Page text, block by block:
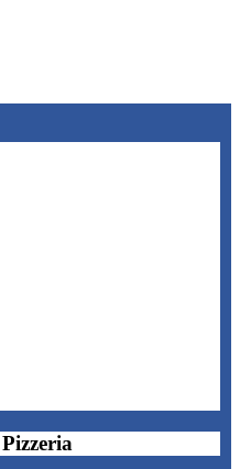
Pizzeria